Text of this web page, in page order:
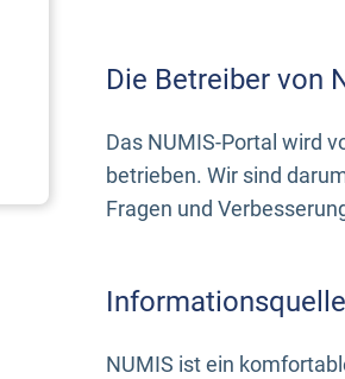
Die Betreiber von
Das NUMIS-Portal wird
betrieben. Wir sind
Fragen und
NUMIS ist ein